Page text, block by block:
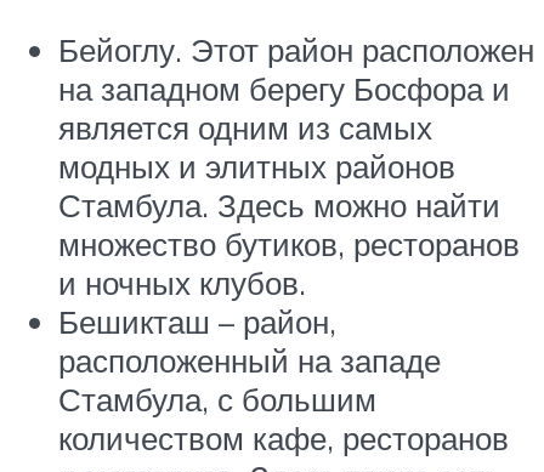
Бейоглу. Этот район расположен
на западном берегу Босфора и
является одним из самых
модных и элитных районов
Стамбула. Здесь можно найти
множество бутиков, ресторанов
и ночных клубов.
Бешикташ – район,
расположенный на западе
Стамбула, с большим
количеством кафе, ресторанов